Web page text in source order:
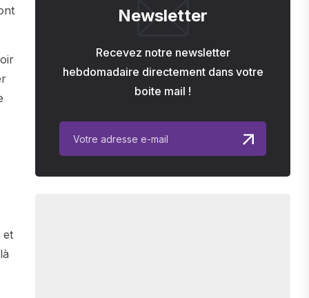
et
Newsletter
Recevez notre newsletter
hebdomadaire directement dans votre
boite mail !